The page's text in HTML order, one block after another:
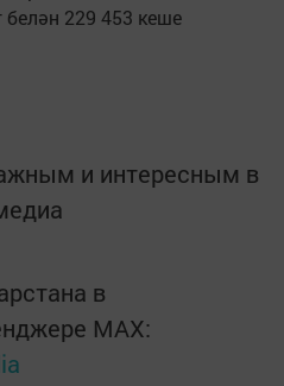
белән 229 453 кеше
и интересным в
в
MАХ: